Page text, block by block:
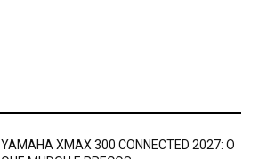
YAMAHA XMAX 300 CONNECTED 2027: O